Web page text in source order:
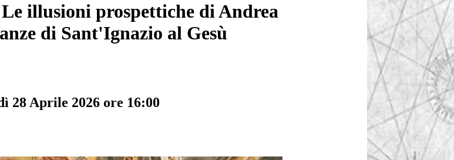
illusioni prospettiche di Andrea
di Sant'Ignazio al Gesù
28 Aprile 2026 ore 16:00